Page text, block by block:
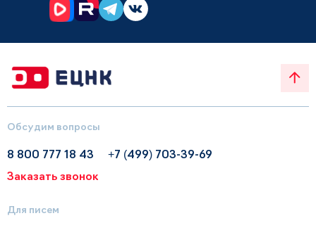
Обсудим вопросы
8 800 777 18 43
+7 (499) 703-39-69
Заказать звонок
Для писем